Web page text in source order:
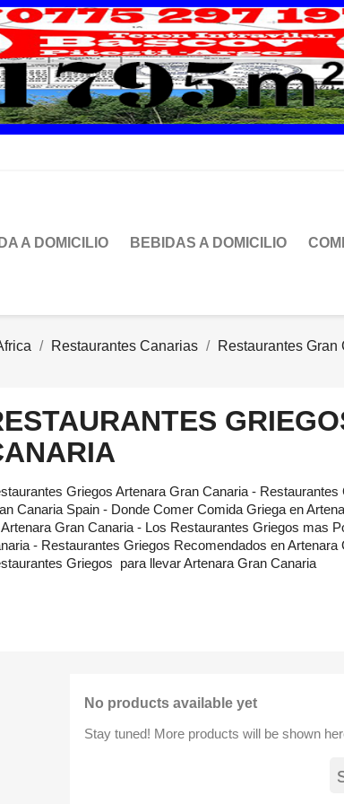
A DOMICILIO BEBIDAS A DOMICILIO
Restaurantes Canarias Restaurantes Gran
Griegos Artenara Gran Canaria -
Canaria Spain - Donde Comer Comida Griega en
Gran Canaria - Los Restaurantes Griegos mas
- Restaurantes Griegos Recomendados en
Griegos para llevar Artenara Gran Canaria
No products available yet
Stay tuned! More products will be shown